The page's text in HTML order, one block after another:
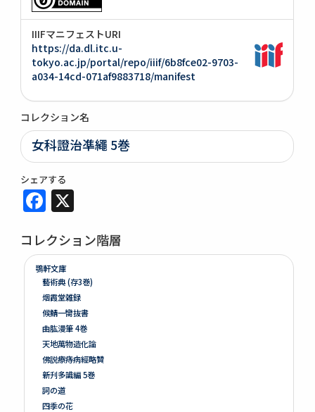
IIIFマニフェストURI
https://da.dl.itc.u-
tokyo.ac.jp/portal/repo/iiif/6b8fce02-9703-
a034-14cd-071af9883718/manifest
コレクション名
女科證治凖繩 5巻
シェアする
Facebook
コレクション階層
鶚軒文庫
藝術典 (存3巻)
烟霞堂雑録
候鯖一臠抜書
曲肱漫筆 4巻
天地萬物造化論
佛説療痔病經略贊
新刋多識編 5巻
詞の道
四季の花